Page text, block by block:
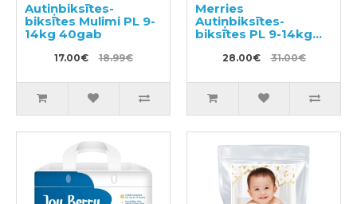
Autiņbiksītes-
biksītes Mulimi PL 9-
14kg 40gab
17.00€ 18.99€
Merries
Autiņbiksītes-
biksītes PL 9-14kg
28.00€ 31.00€